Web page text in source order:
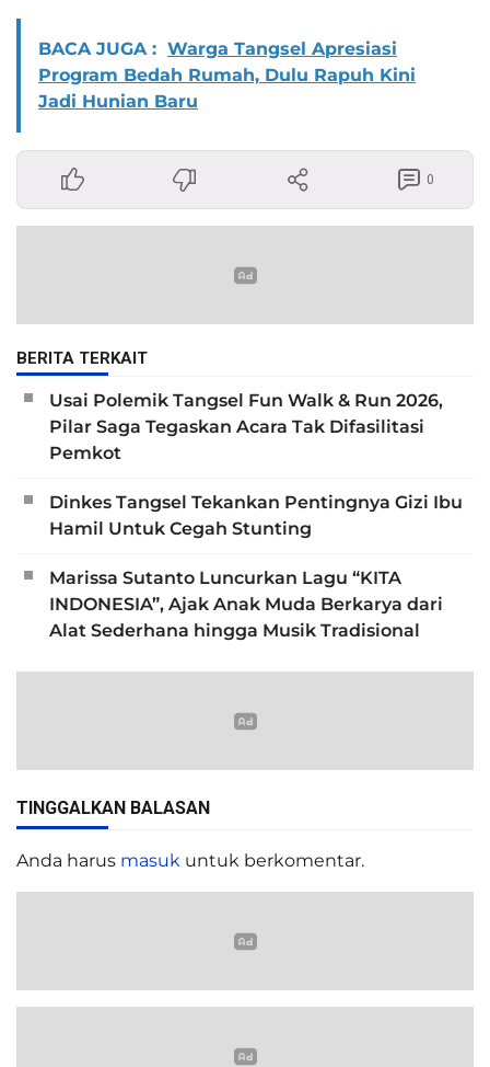
BACA JUGA : Warga Tangsel Apresiasi
Program Bedah Rumah, Dulu Rapuh Kini
Jadi Hunian Baru
0
BERITA TERKAIT
Usai Polemik Tangsel Fun Walk & Run 2026,
Pilar Saga Tegaskan Acara Tak Difasilitasi
Pemkot
Dinkes Tangsel Tekankan Pentingnya Gizi Ibu
Hamil Untuk Cegah Stunting
Marissa Sutanto Luncurkan Lagu “KITA
INDONESIA”, Ajak Anak Muda Berkarya dari
Alat Sederhana hingga Musik Tradisional
TINGGALKAN BALASAN
Anda harus masuk untuk berkomentar.